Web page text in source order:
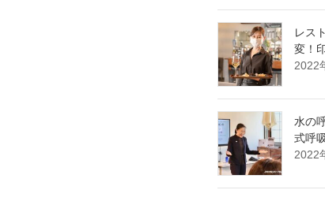
レス
変！
2022
水の
式呼
2022